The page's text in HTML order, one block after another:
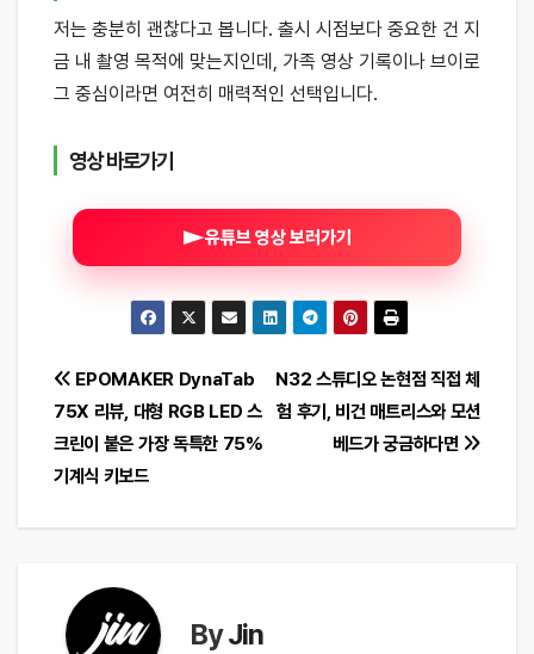
저는 충분히 괜찮다고 봅니다. 출시 시점보다 중요한 건 지
금 내 촬영 목적에 맞는지인데, 가족 영상 기록이나 브이로
그 중심이라면 여전히 매력적인 선택입니다.
영상 바로가기
유튜브 영상 보러가기
글
탐
색
N32 스튜디오 논현점 직접 체
험 후기, 비건 매트리스와 모션
베드가 궁금하다면
EPOMAKER DynaTab
75X 리뷰, 대형 RGB LED 스
크린이 붙은 가장 독특한 75%
기계식 키보드
ByJin